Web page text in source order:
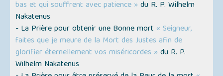
bas et qui souffrent avec patience » du R. P. Wilhelm
Nakatenus
- La Prière pour obtenir une Bonne mort « Seigneur,
faites que je meure de la Mort des Justes afin de
glorifier éternellement vos miséricordes » du R. P.
Wilhelm Nakatenus